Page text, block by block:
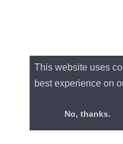
This website uses
best experience on
No, thanks.